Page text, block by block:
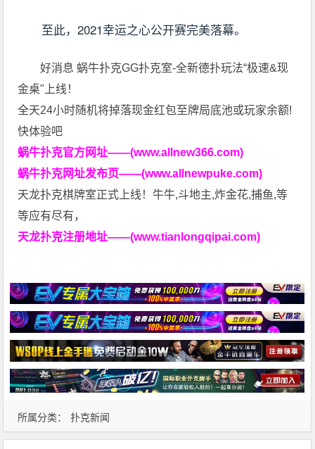
至此，2021幸运之心公开赛完美落幕。
好消息 蜗牛扑克GG扑克室-全新德扑玩法“极速&现
金桌"上线！
全天24小时随机将掉落现金红包至牌局底池或玩家余额!
快体验吧
蜗牛扑克官方网址——(www.allnew366.com)
蜗牛扑克网址发布页——(www.allnewpuke.com)
天龙扑克棋牌室正式上线！牛牛,斗地主,炸金花,捕鱼,等
等应有尽有，
天龙扑克注册地址——(www.tianlongqipai.com)
所属分类： 扑克新闻